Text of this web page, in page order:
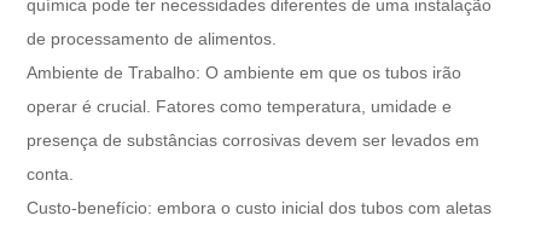
química pode ter necessidades diferentes de uma instalação
de processamento de alimentos.
Ambiente de Trabalho: O ambiente em que os tubos irão
operar é crucial. Fatores como temperatura, umidade e
presença de substâncias corrosivas devem ser levados em
conta.
Custo-benefício: embora o custo inicial dos tubos com aletas